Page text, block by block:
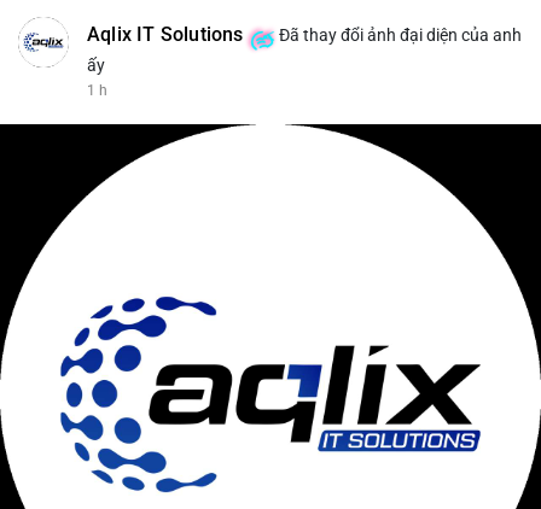
Aqlix IT Solutions
Đã thay đổi ảnh đại diện của anh
ấy
1 h